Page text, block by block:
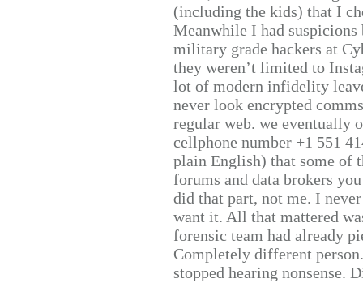
(including the kids) that I
Meanwhile I had
military grade hackers at
they weren’t limited to
lot of modern infidelity
never look encrypted
regular web. we eventually
cellphone number +1 551
plain English) that some of
forums and data brokers
did that part, not me. I
want it. All that mattered
forensic team had already
Completely different
stopped hearing nonsense.